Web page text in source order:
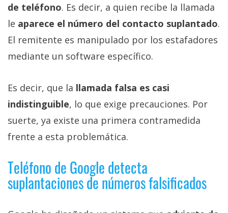
de teléfono. Es decir, a quien recibe la llamada
le aparece el número del contacto suplantado.
El remitente es manipulado por los estafadores
mediante un software específico.
Es decir, que la llamada falsa es casi
indistinguible, lo que exige precauciones. Por
suerte, ya existe una primera contramedida
frente a esta problemática.
Teléfono de Google detecta
suplantaciones de números falsificados